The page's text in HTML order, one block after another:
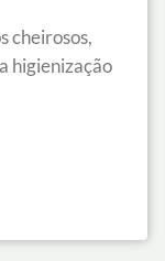
cheirosos,
higienização